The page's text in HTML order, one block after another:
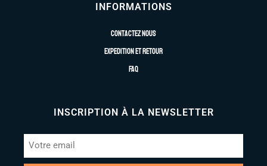
INFORMATIONS
Contactez nous
Expedition et retour
FAQ
INSCRIPTION À LA NEWSLETTER